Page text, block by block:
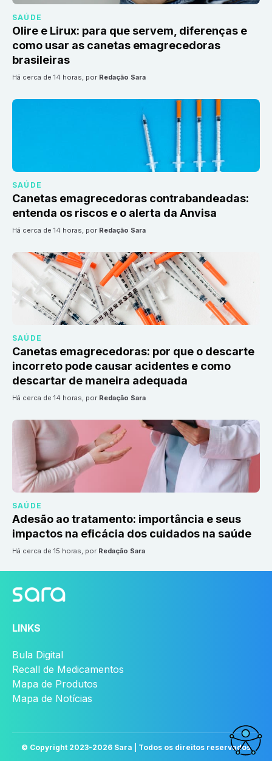
SAÚDE
Olire e Lirux: para que servem, diferenças e
como usar as canetas emagrecedoras
brasileiras
há cerca de 14 horas, por Redação Sara
SAÚDE
Canetas emagrecedoras contrabandeadas:
entenda os riscos e o alerta da Anvisa
há cerca de 14 horas, por Redação Sara
SAÚDE
Canetas emagrecedoras: por que o descarte
incorreto pode causar acidentes e como
descartar de maneira adequada
há cerca de 14 horas, por Redação Sara
SAÚDE
Adesão ao tratamento: importância e seus
impactos na eficácia dos cuidados na saúde
há cerca de 15 horas, por Redação Sara
LINKS
Bula Digital
Recall de Medicamentos
Mapa de Produtos
Mapa de Notícias
© Copyright 2023-2026 Sara | Todos os direitos reservados